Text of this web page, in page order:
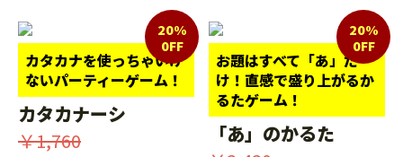
カタカナを使っちゃいけ
ないパーティーゲーム！
20%
0FF
カタカナーシ
￥1,760
お題はすべて「あ」だ
け！直感で盛り上がるか
るたゲーム！
20%
0FF
「あ」のかるた